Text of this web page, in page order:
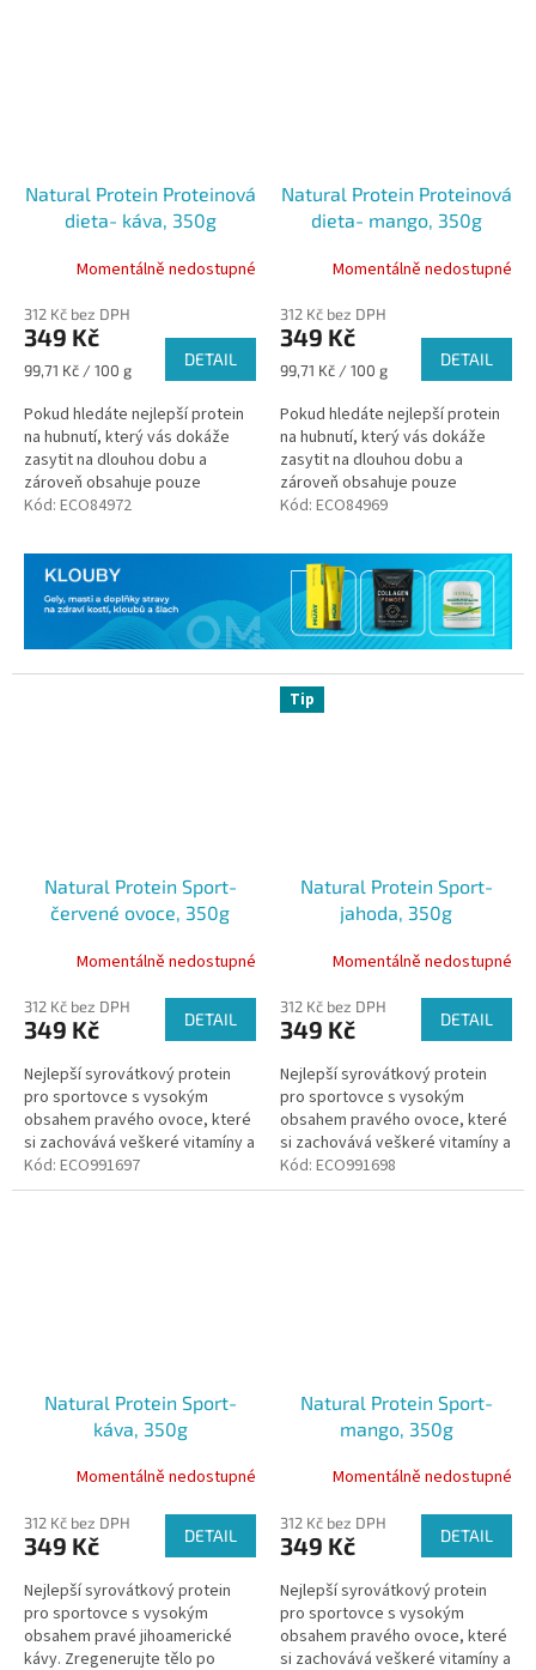
Natural Protein Proteinová
dieta- káva, 350g
Momentálně nedostupné
312 Kč bez DPH
349 Kč
Měrná
99,71 Kč / 100 g
DETAIL
Pokud hledáte nejlepší protein
na hubnutí, který vás dokáže
zasytit na dlouhou dobu a
zároveň obsahuje pouze
nejkvalitnější suroviny, je tato
tento...
Kód: ECO84972
Natural Protein Proteinová
dieta- mango, 350g
Momentálně nedostupné
312 Kč bez DPH
349 Kč
Měrná
99,71 Kč / 100 g
DETAIL
Pokud hledáte nejlepší protein
na hubnutí, který vás dokáže
zasytit na dlouhou dobu a
zároveň obsahuje pouze
nejkvalitnější suroviny, je tato
tento...
Kód: ECO84969
Natural Protein Sport-
červené ovoce, 350g
Momentálně nedostupné
312 Kč bez DPH
349 Kč DETAIL
Nejlepší syrovátkový protein
pro sportovce s vysokým
obsahem pravého ovoce, které
si zachovává veškeré vitamíny a
minerály. Zregenerujte tělo po
sportovním výkonu, doplňte...
Kód: ECO991697
Tip
Natural Protein Sport-
jahoda, 350g
Momentálně nedostupné
312 Kč bez DPH
349 Kč DETAIL
Nejlepší syrovátkový protein
pro sportovce s vysokým
obsahem pravého ovoce, které
si zachovává veškeré vitamíny a
minerály. Zregenerujte tělo po
sportovním výkonu, doplňte...
Kód: ECO991698
Natural Protein Sport-
káva, 350g
Momentálně nedostupné
312 Kč bez DPH
349 Kč DETAIL
Nejlepší syrovátkový protein
pro sportovce s vysokým
obsahem pravé jihoamerické
kávy. Zregenerujte tělo po
Natural Protein Sport-
mango, 350g
Momentálně nedostupné
312 Kč bez DPH
349 Kč DETAIL
Nejlepší syrovátkový protein
pro sportovce s vysokým
obsahem pravého ovoce, které
si zachovává veškeré vitamíny a